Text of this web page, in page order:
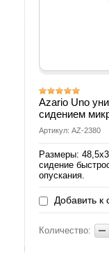
Azario Uno
сидением
Артикул: AZ-2380
Размеры:
сидение
опускания.
Добавить к
Количество: